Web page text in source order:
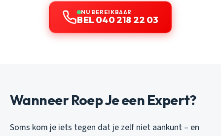
NU BEREIKBAAR
BEL 040 218 22 03
Wanneer Roep Je een Expert?
Soms kom je iets tegen dat je zelf niet aankunt – en